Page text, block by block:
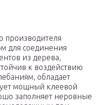
производителя
для соединения
из дерева,
к воздействию
обладает
мощный клеевой
заполняет неровные